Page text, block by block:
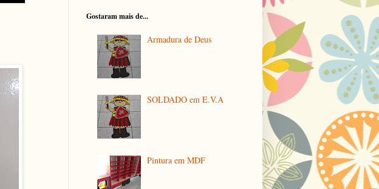
Gostaram mais de...
Armadura de Deus
SOLDADO em E.V.A
Pintura em MDF